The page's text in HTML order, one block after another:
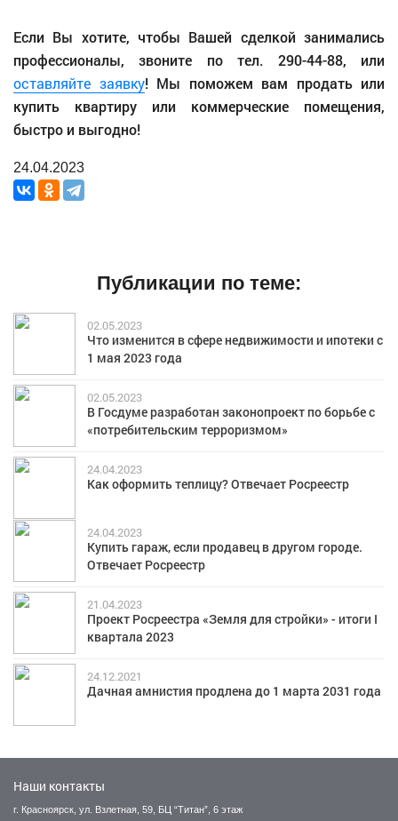
Если Вы хотите, чтобы Вашей сделкой занимались
профессионалы, звоните по тел. 290-44-88, или
оставляйте заявку! Мы поможем вам продать или
купить квартиру или коммерческие помещения,
быстро и выгодно!
24.04.2023
Публикации по теме:
02.05.2023
Что изменится в сфере недвижимости и ипотеки с
1 мая 2023 года
02.05.2023
В Госдуме разработан законопроект по борьбе с
«потребительским терроризмом»
24.04.2023
Как оформить теплицу? Отвечает Росреестр
24.04.2023
Купить гараж, если продавец в другом городе.
Отвечает Росреестр
21.04.2023
Проект Росреестра «Земля для стройки» - итоги I
квартала 2023
24.12.2021
Дачная амнистия продлена до 1 марта 2031 года
Наши контакты
г. Красноярск, ул. Взлетная, 59, БЦ “Титан”, 6 этаж